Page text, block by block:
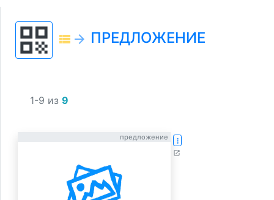
qr_code view_list arrow_forward ПРЕДЛОЖЕНИЕ
1-9 из 9
предложение more_vert
open_in_new